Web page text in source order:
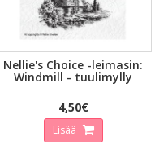
Nellie's Choice -leimasin:
Windmill - tuulimylly
4,50€
Lisää